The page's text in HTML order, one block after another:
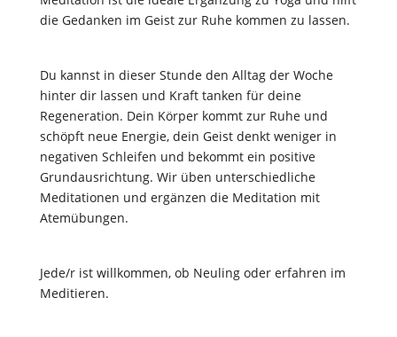
die Gedanken im Geist zur Ruhe kommen zu lassen.
Du kannst in dieser Stunde den Alltag der Woche
hinter dir lassen und Kraft tanken für deine
Regeneration. Dein Körper kommt zur Ruhe und
schöpft neue Energie, dein Geist denkt weniger in
negativen Schleifen und bekommt ein positive
Grundausrichtung. Wir üben unterschiedliche
Meditationen und ergänzen die Meditation mit
Atemübungen.
Jede/r ist willkommen, ob Neuling oder erfahren im
Meditieren.